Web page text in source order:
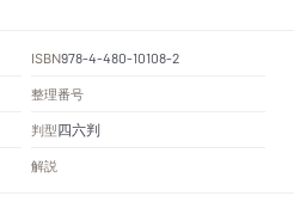
ISBN978-4-480-10108-2
整理番号
判型四六判
解説